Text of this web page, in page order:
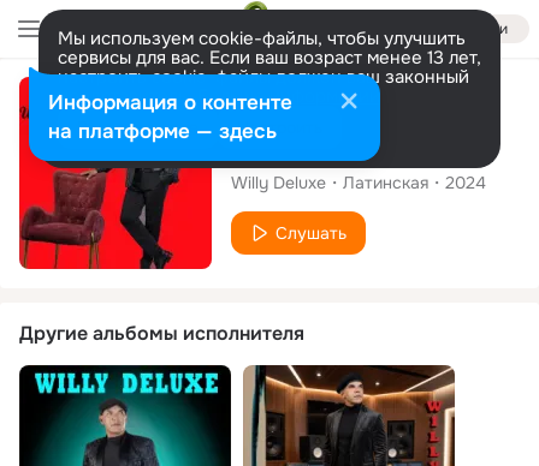
Войти
Мы используем cookie-файлы, чтобы улучшить
сервисы для вас. Если ваш возраст менее 13 лет,
настроить cookie-файлы должен ваш законный
представитель. Больше информации
Разрешить все Настроить
Сингл
Muerto El Perro
Willy Deluxe Латинская 2024
Слушать
Другие альбомы исполнителя
Информация о контенте
на платформе — здесь